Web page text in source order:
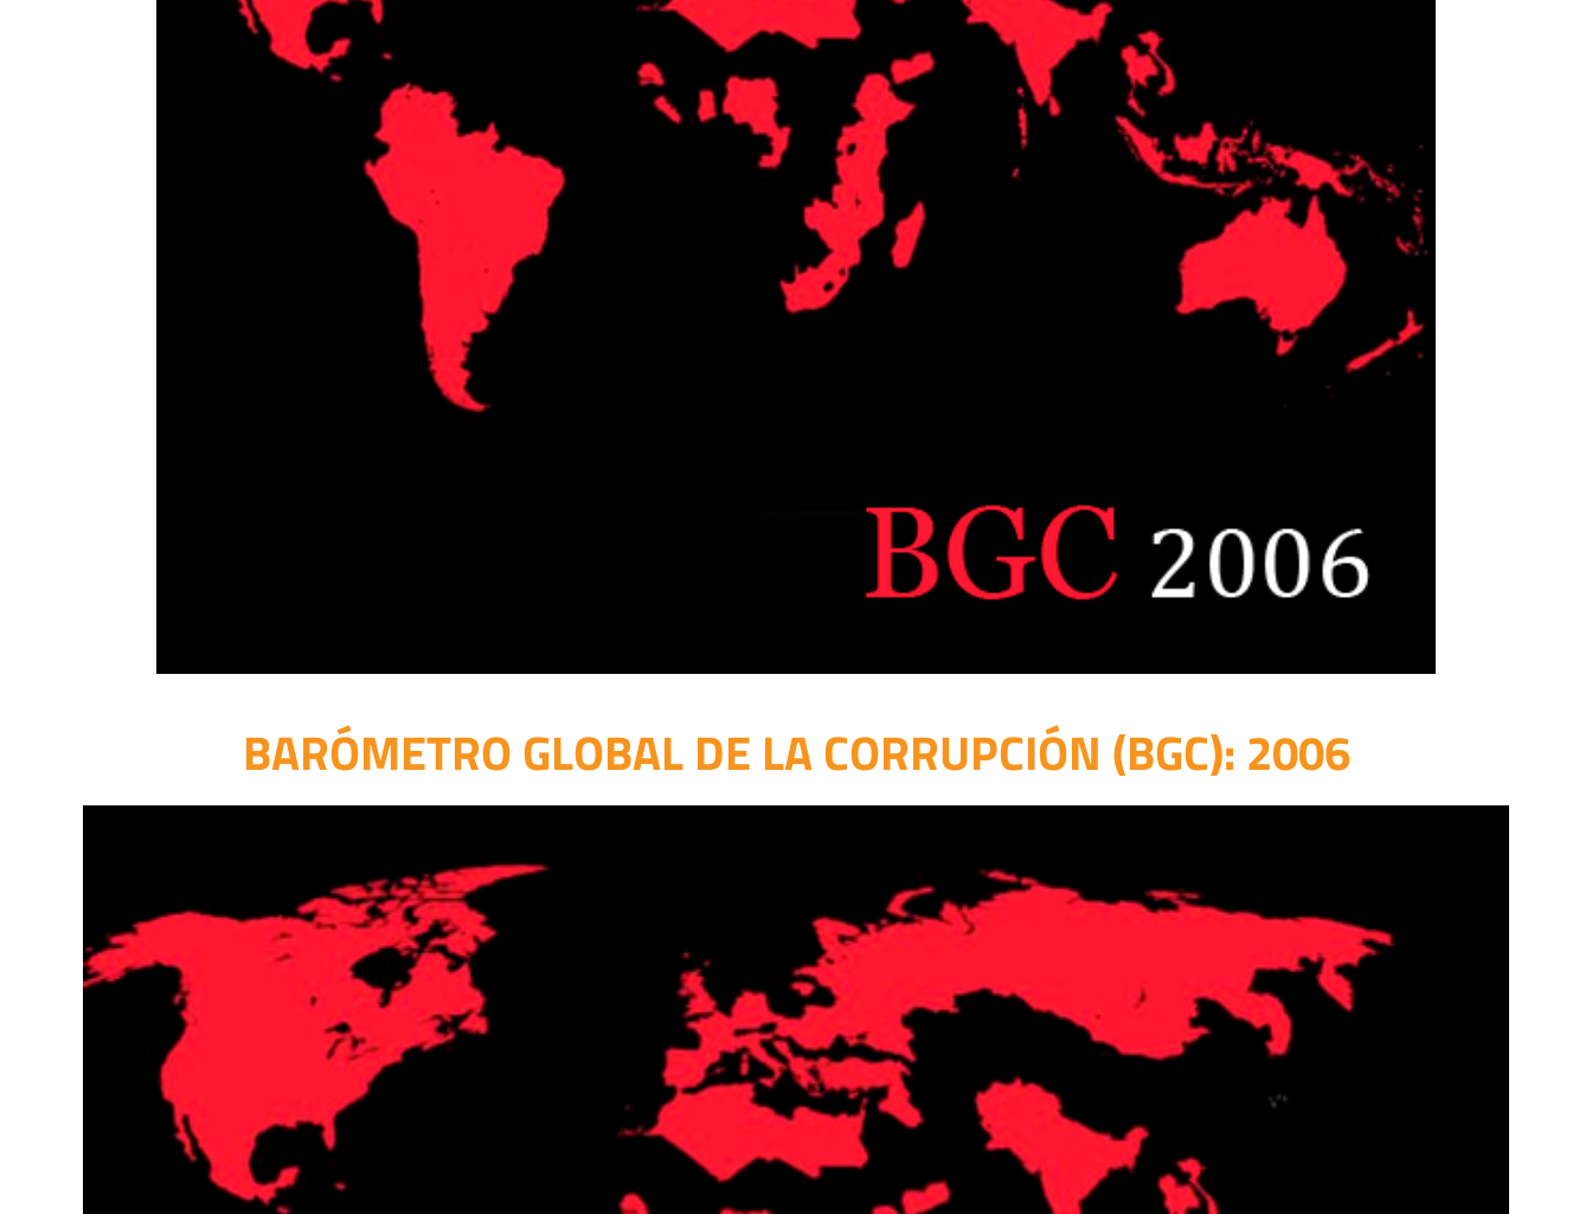
BARÓMETRO GLOBAL DE LA CORRUPCIÓN (BGC): 2006